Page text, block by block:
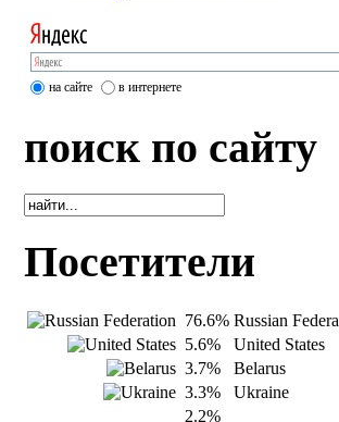
на сайте в интернете
поиск по сайту
Посетители
76.6% Russian
5.6%
United States
3.7%
Belarus
3.3%
Ukraine
2.2%